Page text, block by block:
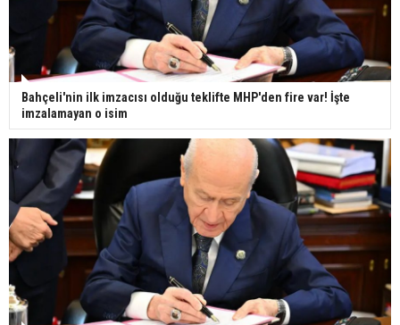
Bahçeli'nin ilk imzacısı olduğu teklifte MHP'den fire var! İşte
imzalamayan o isim